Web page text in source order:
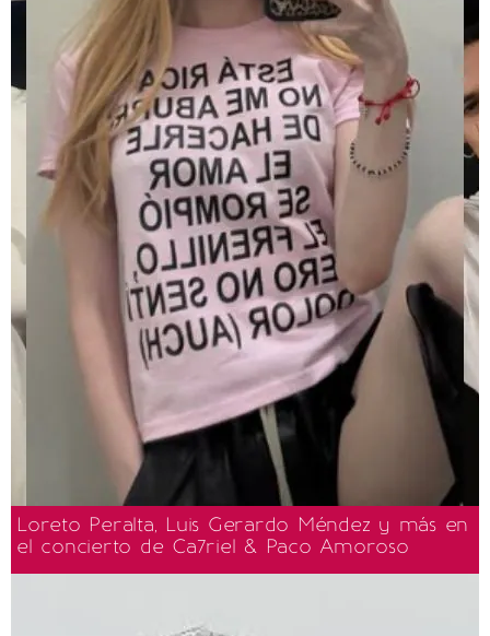
Loreto Peralta, Luis Gerardo Méndez y más en
el concierto de Ca7riel & Paco Amoroso